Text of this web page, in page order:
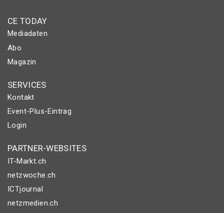
CE TODAY
Mediadaten
Abo
Magazin
SERVICES
Kontakt
Event-Plus-Eintrag
Login
PARTNER-WEBSITES
IT-Markt.ch
netzwoche.ch
ICTjournal
netzmedien.ch